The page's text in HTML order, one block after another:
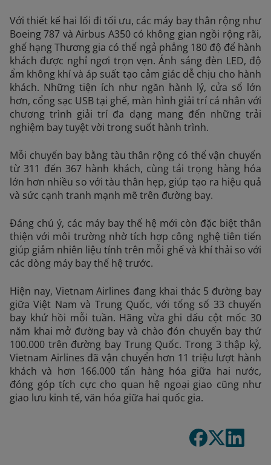
Với thiết kế hai lối đi tối ưu, các máy bay thân rộng như
Boeing 787 và Airbus A350 có không gian ngồi rộng rãi,
ghế hạng Thương gia có thể ngả phẳng 180 độ để hành
khách được nghỉ ngơi trọn vẹn. Ánh sáng đèn LED, độ
ẩm không khí và áp suất tạo cảm giác dễ chịu cho hành
khách. Những tiện ích như ngăn hành lý, cửa sổ lớn
hơn, cổng sạc USB tại ghế, màn hình giải trí cá nhân với
chương trình giải trí đa dạng mang đến những trải
nghiệm bay tuyệt vời trong suốt hành trình.
Mỗi chuyến bay bằng tàu thân rộng có thể vận chuyển
từ 311 đến 367 hành khách, cùng tải trọng hàng hóa
lớn hơn nhiều so với tàu thân hẹp, giúp tạo ra hiệu quả
và sức cạnh tranh mạnh mẽ trên đường bay.
Đáng chú ý, các máy bay thế hệ mới còn đặc biệt thân
thiện với môi trường nhờ tích hợp công nghệ tiên tiến
giúp giảm nhiên liệu tính trên mỗi ghế và khí thải so với
các dòng máy bay thế hệ trước.
Hiện nay, Vietnam Airlines đang khai thác 5 đường bay
giữa Việt Nam và Trung Quốc, với tổng số 33 chuyến
bay khứ hồi mỗi tuần. Hãng vừa ghi dấu cột mốc 30
năm khai mở đường bay và chào đón chuyến bay thứ
100.000 trên đường bay Trung Quốc. Trong 3 thập kỷ,
Vietnam Airlines đã vận chuyển hơn 11 triệu lượt hành
khách và hơn 166.000 tấn hàng hóa giữa hai nước,
đóng góp tích cực cho quan hệ ngoại giao cũng như
giao lưu kinh tế, văn hóa giữa hai quốc gia.